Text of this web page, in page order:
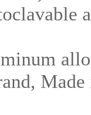
Made